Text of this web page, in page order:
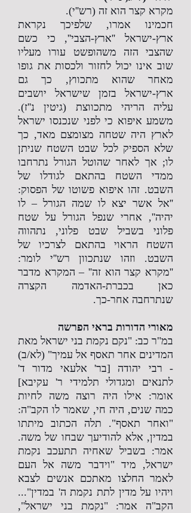
מקרא קצר הוא זה (רש''י).
חכמינו אמרו, שלפיכך נקראת
ארץ-ישראל ''ארץ-הצבי'', כי כשם
שהצבי הזה משהופשט עורו מעליו
שוב אינו יכול לחזור ולכסות את גופו
מאחר שהוא מתכווץ, כך גם
ארץ-ישראל בזמן שישראל יושבים
עליה הריהי מתכווצת (גיטין נ''ז).
משמע איפוא כי לפני שנכנסו ישראל
לארץ היה שטחה מצומצם מאד, כך
שלא הספיק לכל שבט השטח שניתן
לו; אך לאחר שהוטל הגורל נתרחבו
ממדי השטח בהתאם לגודלו של
השבט. זהו איפוא פשוטו של הפסוק:
''אל אשר יצא לו שמה הגורל – לו
יהיה'', אחרי שנפל הגורל על שטח
פלוני בשביל שבט פלוני, נתהווה
השטח הראוי בהתאם לצרכיו של
השבט. וזהו שנתכוון רש''י לומר:
''מקרא קצר הוא זה'' – המקרא מדבר
כאן בכברת-האדמה הקצרה
שנתרחבה אחר-כך.
מאורי הדורות בראי הפרשה
במ"ר כב: "נקם נקמת בני ישראל מאת
המדינים אחר תאסף אל עמיך" (לא/ב)
- רבי יהודה [בר' אלעאי מדור ד'
לתנאים ומגדולי תלמידי ר' עקיבא]
אומר: אילו היה רוצה משה לחיות
כמה שנים, היה חי, שאמר לו הקב"ה:
"ואחר תאסף". תלה הכתוב מיתתו
במדין, אלא להודיעך שבחו של משה.
אמר: בשביל שאחיה תתעכב נקמת
ישראל, מיד "וידבר משה אל העם
לאמר החלצו מאתכם אנשים לצבא
ויהיו על מדין לתת נקמת ה' במדין"...
הקב"ה אמר: "נקמת בני ישראל",